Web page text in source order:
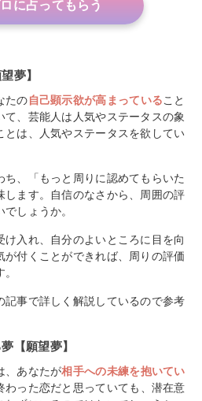
に占ってもらう
夢】
たの自己顕示欲が高まっていること
、芸能人は人気やステータスの象
は、人気やステータスを欲してい
、「もっと周りに認めてもらいた
します。自信のなさから、周囲の評
しょうか。
け入れ、自分のよいところに目を向
付くことができれば、周りの評価
事で詳しく解説しているので参考
【願望夢】
、あなたが相手への未練を抱いてい
わった恋だと思っていても、潜在意